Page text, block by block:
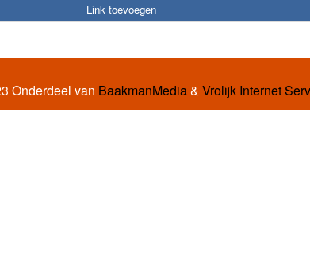
Link toevoegen
Onderdeel van BaakmanMedia& Vrolijk Internet